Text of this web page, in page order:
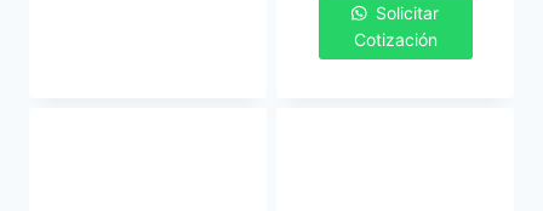
Solicitar
Cotización